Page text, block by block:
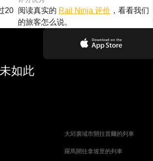
20
阅读真实的 Rail Ninja 评价 ，看看我们
的旅客怎么说。
如此
大邱廣域市開往首爾的列車
羅馬開往拿坡里的列車